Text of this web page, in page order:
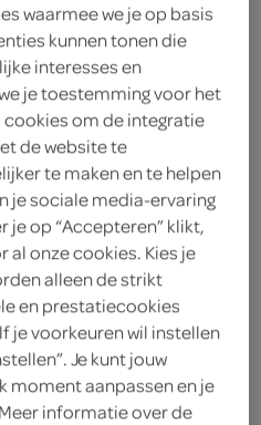
Tape
niet zichtbaar bij de
wél automatisch
waarmee we je op basis
kunnen tonen die
interesses en
je toestemming voor het
om de integratie
de website te
te maken en te helpen
je sociale media-ervaring
je op “Accepteren” klikt,
al onze cookies. Kies je
alleen de strikt
en prestatiecookies
je voorkeuren wil instellen
Je kunt jouw
moment aanpassen en je
informatie over de